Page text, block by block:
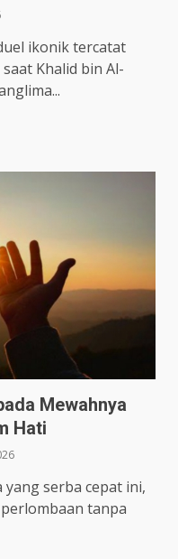
ikonik tercatat
Khalid bin Al-
Mewahnya
Hati
serba cepat ini,
tanpa